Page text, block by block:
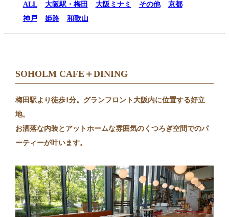
ALL 大阪駅・梅田 大阪ミナミ その他
京都
神戸
姫路 和歌山
SOHOLM CAFE＋DINING
梅田駅より徒歩1分。グランフロント大阪内に位置する好立
地。
お洒落な内装とアットホームな雰囲気のくつろぎ空間でのパ
ーティーが叶います。